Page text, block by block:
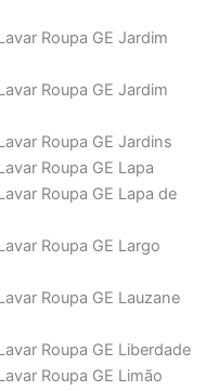
Roupa GE Jardim
Roupa GE Jardim
Roupa GE Jardins
Roupa GE Lapa
Roupa GE Lapa de
Roupa GE Largo
Roupa GE Lauzane
Roupa GE Liberdade
Roupa GE Limão